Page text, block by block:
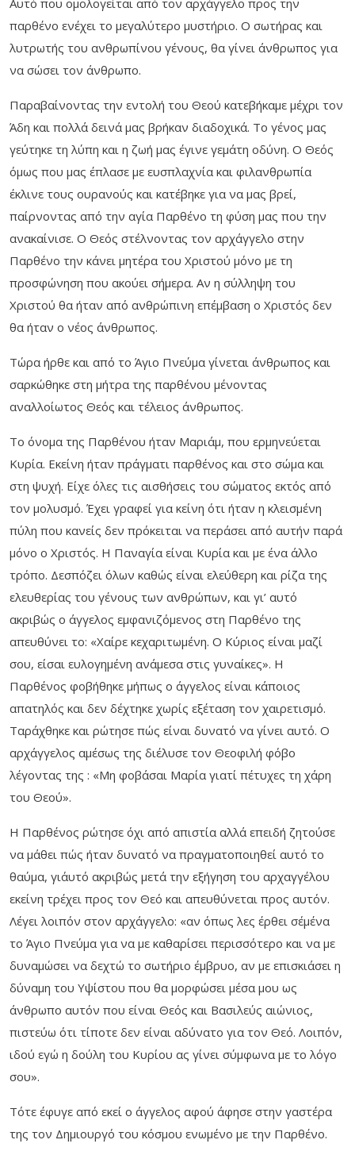
παρθένο ενέχει το μεγαλύτερο μυστήριο. Ο σωτήρας και
λυτρωτής του ανθρωπίνου γένους, θα γίνει άνθρωπος για
να σώσει τον άνθρωπο.
Παραβαίνοντας την εντολή του Θεού κατεβήκαμε μέχρι τον
Άδη και πολλά δεινά μας βρήκαν διαδοχικά. Το γένος μας
γεύτηκε τη λύπη και η ζωή μας έγινε γεμάτη οδύνη. Ο Θεός
όμως που μας έπλασε με ευσπλαχνία και φιλανθρωπία
έκλινε τους ουρανούς και κατέβηκε για να μας βρεί,
παίρνοντας από την αγία Παρθένο τη φύση μας που την
ανακαίνισε. Ο Θεός στέλνοντας τον αρχάγγελο στην
Παρθένο την κάνει μητέρα του Χριστού μόνο με τη
προσφώνηση που ακούει σήμερα. Αν η σύλληψη του
Χριστού θα ήταν από ανθρώπινη επέμβαση ο Χριστός δεν
θα ήταν ο νέος άνθρωπος.
Τώρα ήρθε και από το Άγιο Πνεύμα γίνεται άνθρωπος και
σαρκώθηκε στη μήτρα της παρθένου μένοντας
αναλλοίωτος Θεός και τέλειος άνθρωπος.
Το όνομα της Παρθένου ήταν Μαριάμ, που ερμηνεύεται
Κυρία. Εκείνη ήταν πράγματι παρθένος και στο σώμα και
στη ψυχή. Είχε όλες τις αισθήσεις του σώματος εκτός από
τον μολυσμό. Έχει γραφεί για κείνη ότι ήταν η κλεισμένη
πύλη που κανείς δεν πρόκειται να περάσει από αυτήν παρά
μόνο ο Χριστός. Η Παναγία είναι Κυρία και με ένα άλλο
τρόπο. Δεσπόζει όλων καθώς είναι ελεύθερη και ρίζα της
ελευθερίας του γένους των ανθρώπων, και γι’ αυτό
ακριβώς ο άγγελος εμφανιζόμενος στη Παρθένο της
απευθύνει το: «Χαίρε κεχαριτωμένη. Ο Κύριος είναι μαζί
σου, είσαι ευλογημένη ανάμεσα στις γυναίκες». Η
Παρθένος φοβήθηκε μήπως ο άγγελος είναι κάποιος
απατηλός και δεν δέχτηκε χωρίς εξέταση τον χαιρετισμό.
Ταράχθηκε και ρώτησε πώς είναι δυνατό να γίνει αυτό. Ο
αρχάγγελος αμέσως της διέλυσε τον Θεοφιλή φόβο
λέγοντας της : «Μη φοβάσαι Μαρία γιατί πέτυχες τη χάρη
του Θεού».
Η Παρθένος ρώτησε όχι από απιστία αλλά επειδή ζητούσε
να μάθει πώς ήταν δυνατό να πραγματοποιηθεί αυτό το
θαύμα, γι΄αυτό ακριβώς μετά την εξήγηση του αρχαγγέλου
εκείνη τρέχει προς τον Θεό και απευθύνεται προς αυτόν.
Λέγει λοιπόν στον αρχάγγελο: «αν όπως λες έρθει σ΄εμένα
το Άγιο Πνεύμα για να με καθαρίσει περισσότερο και να με
δυναμώσει να δεχτώ το σωτήριο έμβρυο, αν με επισκιάσει η
δύναμη του Υψίστου που θα μορφώσει μέσα μου ως
άνθρωπο αυτόν που είναι Θεός και Βασιλεύς αιώνιος,
πιστεύω ότι τίποτε δεν είναι αδύνατο για τον Θεό. Λοιπόν,
ιδού εγώ η δούλη του Κυρίου ας γίνει σύμφωνα με το λόγο
σου».
Τότε έφυγε από εκεί ο άγγελος αφού άφησε στην γαστέρα
της τον Δημιουργό του κόσμου ενωμένο με την Παρθένο.